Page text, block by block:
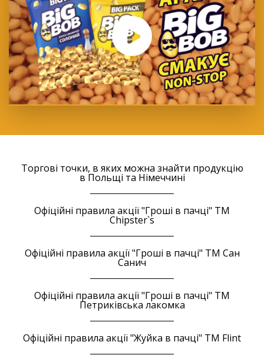
Торгові точки, в яких можна знайти продукцію
в Польщі та Німеччині
Офіційні правила акції "Гроші в пачці" ТМ
Chipster`s
Офіційні правила акції "Гроші в пачці" ТМ Сан
Санич
Офіційні правила акції "Гроші в пачці" ТМ
Петриківська лакомка
Офіційні правила акції "Жуйка в пачці" ТМ Flint